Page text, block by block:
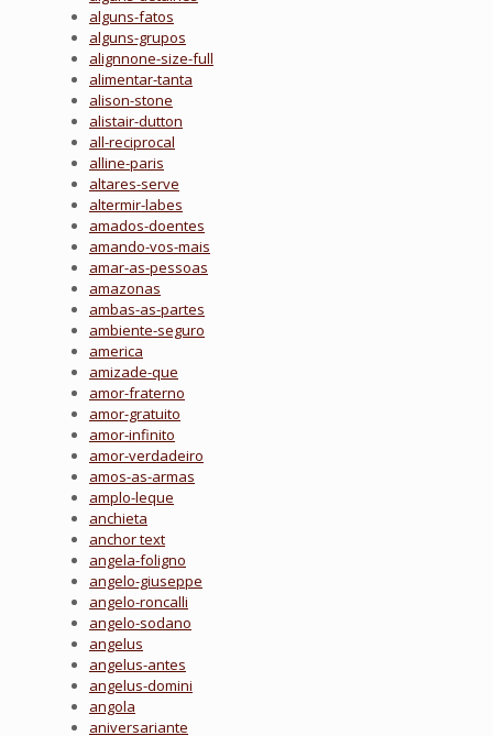
alguns-fatos
alguns-grupos
alignnone-size-full
alimentar-tanta
alison-stone
alistair-dutton
all-reciprocal
alline-paris
altares-serve
altermir-labes
amados-doentes
amando-vos-mais
amar-as-pessoas
amazonas
ambas-as-partes
ambiente-seguro
america
amizade-que
amor-fraterno
amor-gratuito
amor-infinito
amor-verdadeiro
amos-as-armas
amplo-leque
anchieta
anchor text
angela-foligno
angelo-giuseppe
angelo-roncalli
angelo-sodano
angelus
angelus-antes
angelus-domini
angola
aniversariante